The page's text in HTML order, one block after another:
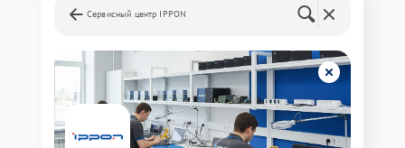
Сервисный центр IPPON